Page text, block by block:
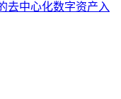
去中心化数字资产入